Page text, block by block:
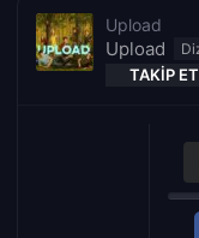
Upload
Upload
TAKIP ET